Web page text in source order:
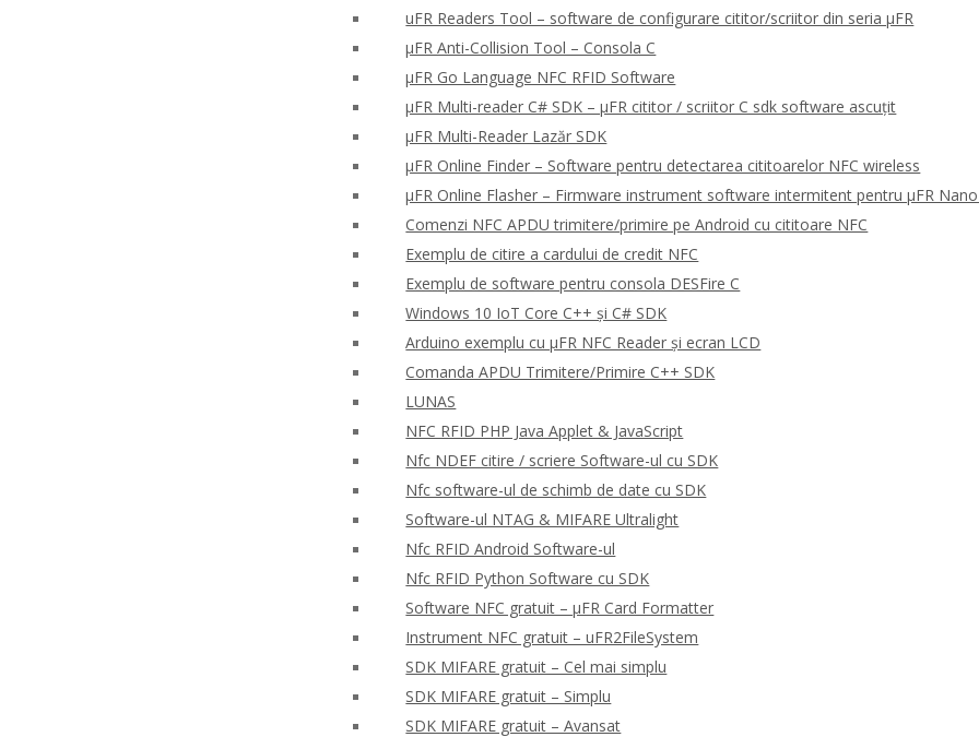
uFR Readers Tool – software de configurare cititor/scriitor din seria μFR
μFR Anti-Collision Tool – Consola C
μFR Go Language NFC RFID Software
μFR Multi-reader C# SDK – μFR cititor / scriitor C sdk software ascuțit
μFR Multi-Reader Lazăr SDK
μFR Online Finder – Software pentru detectarea cititoarelor NFC wireless
μFR Online Flasher – Firmware instrument software intermitent pentru μFR
Comenzi NFC APDU trimitere/primire pe Android cu cititoare NFC
Exemplu de citire a cardului de credit NFC
Exemplu de software pentru consola DESFire C
Windows 10 IoT Core C++ și C# SDK
Arduino exemplu cu μFR NFC Reader și ecran LCD
Comanda APDU Trimitere/Primire C++ SDK
LUNAS
NFC RFID PHP Java Applet & JavaScript
Nfc NDEF citire / scriere Software-ul cu SDK
Nfc software-ul de schimb de date cu SDK
Software-ul NTAG & MIFARE Ultralight
Nfc RFID Android Software-ul
Nfc RFID Python Software cu SDK
Software NFC gratuit – μFR Card Formatter
Instrument NFC gratuit – uFR2FileSystem
SDK MIFARE gratuit – Cel mai simplu
SDK MIFARE gratuit – Simplu
SDK MIFARE gratuit – Avansat